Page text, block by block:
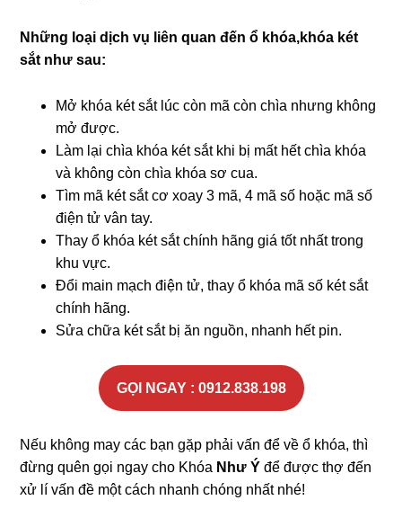
Những loại dịch vụ liên quan đến ổ khóa,khóa két
sắt như sau:
Mở khóa két sắt lúc còn mã còn chìa nhưng không
mở được.
Làm lại chìa khóa két sắt khi bị mất hết chìa khóa
và không còn chìa khóa sơ cua.
Tìm mã két sắt cơ xoay 3 mã, 4 mã số hoặc mã số
điện tử vân tay.
Thay ổ khóa két sắt chính hãng giá tốt nhất trong
khu vực.
Đổi main mạch điện tử, thay ổ khóa mã số két sắt
chính hãng.
Sửa chữa két sắt bị ăn nguồn, nhanh hết pin.
GỌI NGAY : 0912.838.198
Nếu không may các bạn gặp phải vấn để về ổ khóa, thì
đừng quên gọi ngay cho Khóa Như Ýđể được thợ đến
xử lí vấn đề một cách nhanh chóng nhất nhé!